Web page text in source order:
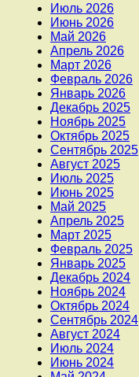
Июль 2026
Июнь 2026
Май 2026
Апрель 2026
Март 2026
Февраль 2026
Январь 2026
Декабрь 2025
Ноябрь 2025
Октябрь 2025
Сентябрь 2025
Август 2025
Июль 2025
Июнь 2025
Май 2025
Апрель 2025
Март 2025
Февраль 2025
Январь 2025
Декабрь 2024
Ноябрь 2024
Октябрь 2024
Сентябрь 2024
Август 2024
Июль 2024
Июнь 2024